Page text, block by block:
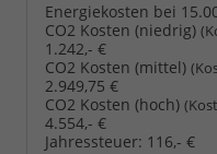
Energiekosten bei
CO2 Kosten (niedrig)
1.242,- €
CO2 Kosten (mittel)
2.949,75 €
CO2 Kosten (hoch)
4.554,- €
Jahressteuer: 116,- €